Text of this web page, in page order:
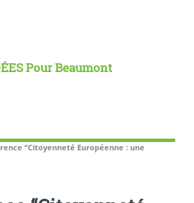
Pour Beaumont
“Citoyenneté Européenne : une